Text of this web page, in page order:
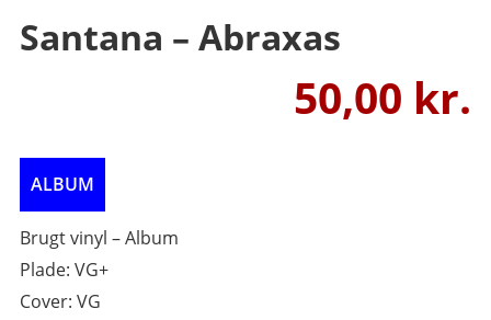
Santana – Abraxas
50,00
Brugt vinyl – Album
Plade: VG+
Cover: VG